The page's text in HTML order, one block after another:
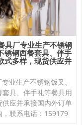
具厂专业生产不锈钢
锈钢西餐套具、伴手
式多样，现货供应并
业生产不锈钢饭叉、
具、伴手礼等餐具用
应并承接国内外订单
，联系电话：159179